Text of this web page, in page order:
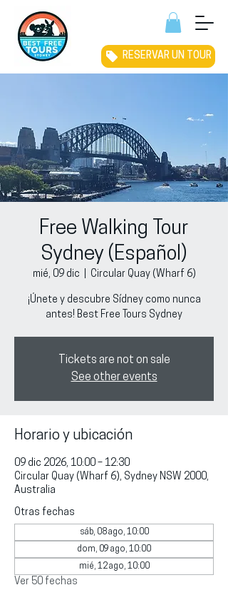
RESERVAR UN TOUR
Free Walking Tour
Sydney (Español)
mié, 09 dic Circular Quay (Wharf 6)
¡Únete y descubre Sídney como nunca
antes! Best Free Tours Sydney
Tickets are not on sale
See other events
Horario y ubicación
09 dic 2026, 10:00 – 12:30
Circular Quay (Wharf 6), Sydney NSW 2000,
Australia
Otras fechas
sáb, 08 ago, 10:00
dom, 09 ago, 10:00
mié, 12 ago, 10:00
Ver 50 fechas